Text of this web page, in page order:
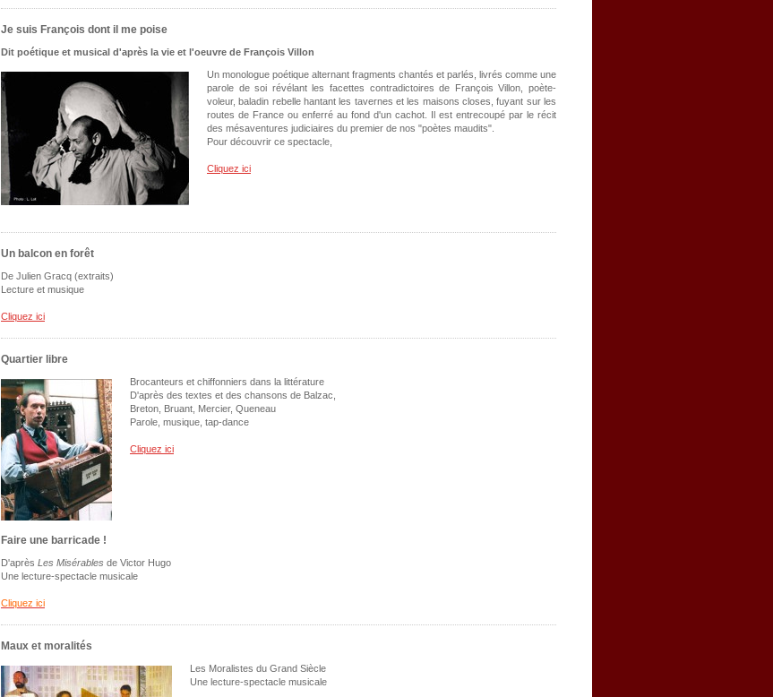
Je suis François dont il me poise
Dit poétique et musical d'après la vie et l'oeuvre de François Villon
Un monologue poétique alternant fragments chantés et parlés, livrés comme une
parole de soi révélant les facettes contradictoires de François Villon, poète-
voleur, baladin rebelle hantant les tavernes et les maisons closes, fuyant sur les
routes de France ou enferré au fond d'un cachot. Il est entrecoupé par le récit
des mésaventures judiciaires du premier de nos "poètes maudits".
Pour découvrir ce spectacle,
Cliquez ici
Un balcon en forêt
De Julien Gracq (extraits)
Lecture et musique
Cliquez ici
Quartier libre
Brocanteurs et chiffonniers dans la littérature
D'après des textes et des chansons de Balzac,
Breton, Bruant, Mercier, Queneau
Parole, musique, tap-dance
Cliquez ici
Faire une barricade !
D'après Les Misérables de Victor Hugo
Une lecture-spectacle musicale
Cliquez ici
Maux et moralités
Les Moralistes du Grand Siècle
Une lecture-spectacle musicale